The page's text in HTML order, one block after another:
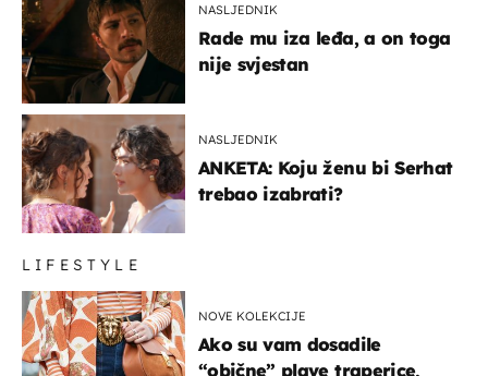
NASLJEDNIK
Rade mu iza leđa, a on toga
nije svjestan
NASLJEDNIK
ANKETA: Koju ženu bi Serhat
trebao izabrati?
LIFESTYLE
NOVE KOLEKCIJE
Ako su vam dosadile
“obične” plave traperice,